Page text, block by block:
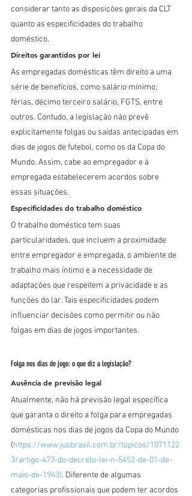
considerar tanto as disposições gerais da CLT
quanto as especificidades do trabalho
doméstico.
Direitos garantidos por lei
As empregadas domésticas têm direito a uma
série de benefícios, como salário mínimo,
férias, décimo terceiro salário, FGTS, entre
outros. Contudo, a legislação não prevê
explicitamente folgas ou saídas antecipadas em
dias de jogos de futebol, como os da Copa do
Mundo. Assim, cabe ao empregador e à
empregada estabelecerem acordos sobre
essas situações.
Especificidades do trabalho doméstico
O trabalho doméstico tem suas
particularidades, que incluem a proximidade
entre empregador e empregada, o ambiente de
trabalho mais íntimo e a necessidade de
adaptações que respeitem a privacidade e as
funções do lar. Tais especificidades podem
influenciar decisões como permitir ou não
folgas em dias de jogos importantes.
Folga nos dias de jogo: o que diz a legislação?
Ausência de previsão legal
Atualmente, não há previsão legal específica
que garanta o direito a folga para empregadas
domésticas nos dias de jogos da Copa do Mundo
(https://www.jusbrasil.com.br/topicos/1071122
3/artigo-473-do-decreto-lei-n-5452-de-01-de-
maio-de-1943). Diferente de algumas
categorias profissionais que podem ter acordos